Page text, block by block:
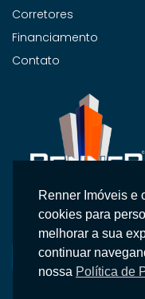
Na Renner Imobiliária,
entregamos
personalizado.
Corretores
Financiamento
Contato
Renner Imóveis e
cookies para
melhorar a sua
continuar
nossa Política de